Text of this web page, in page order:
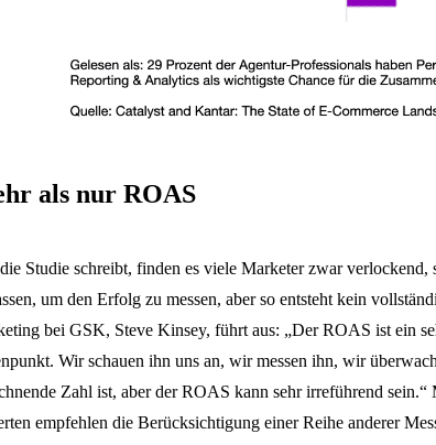
als nur ROAS
Studie schreibt, finden es viele Marketer zwar
um den Erfolg zu messen, aber so entsteht kein
bei GSK, Steve Kinsey, führt aus: „Der ROAS ist ein
Wir schauen ihn uns an, wir messen ihn, wir
Zahl ist, aber der ROAS kann sehr irreführend
empfehlen die Berücksichtigung einer Reihe anderer